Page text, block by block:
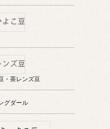
・茶レンズ豆
グダール